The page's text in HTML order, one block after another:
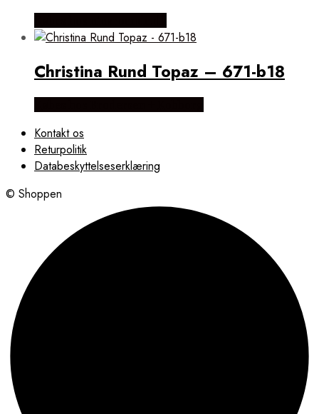
Christina Rund Topaz – 671-b18
Kontakt os
Returpolitik
Databeskyttelseserklæring
© Shoppen